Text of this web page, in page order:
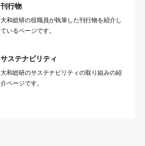
刊行物
大和総研の役職員が執筆した刊行物を紹介し
ているページです。
サステナビリティ
大和総研のサステナビリティの取り組みの紹
介ページです。